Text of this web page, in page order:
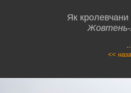
Як кролевчани
Жовтень-
<<